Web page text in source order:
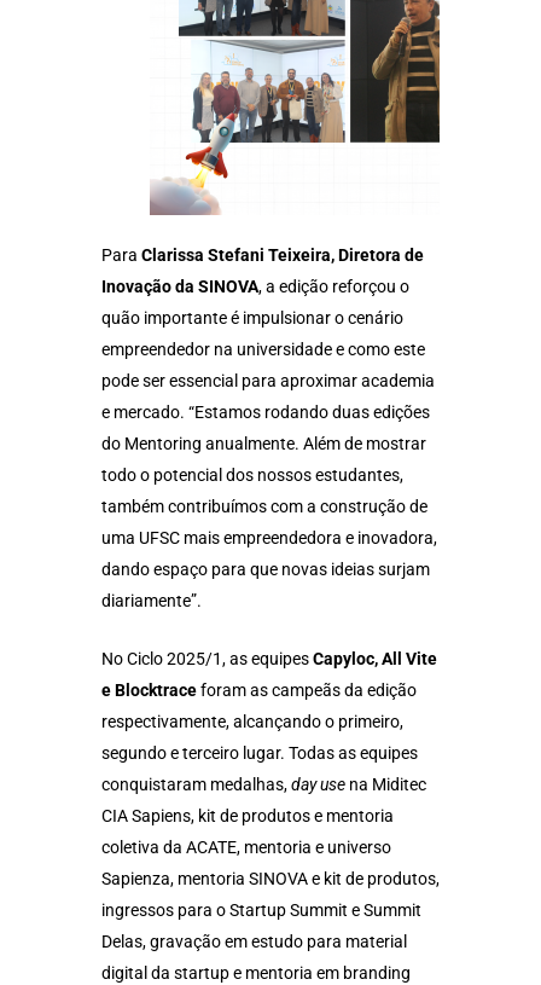
Para Clarissa Stefani Teixeira, Diretora de
Inovação da SINOVA, a edição reforçou o
quão importante é impulsionar o cenário
empreendedor na universidade e como este
pode ser essencial para aproximar academia
e mercado. “Estamos rodando duas edições
do Mentoring anualmente. Além de mostrar
todo o potencial dos nossos estudantes,
também contribuímos com a construção de
uma UFSC mais empreendedora e inovadora,
dando espaço para que novas ideias surjam
diariamente”.
No Ciclo 2025/1, as equipesCapyloc, All Vite
e Blocktraceforam as campeãs da edição
respectivamente, alcançando o primeiro,
segundo e terceiro lugar. Todas as equipes
conquistaram medalhas,day use na Miditec
CIA Sapiens, kit de produtos e mentoria
coletiva da ACATE, mentoria e universo
Sapienza, mentoria SINOVA e kit de produtos,
ingressos para o Startup Summit e Summit
Delas, gravação em estudo para material
digital da startup e mentoria em branding